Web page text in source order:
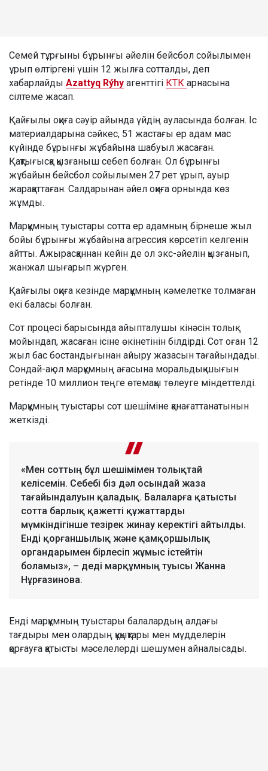
Семей тұрғыны бұрынғы әйелін бейсбол сойылымен
ұрып өлтіргені үшін 12 жылға сотталды, деп
хабарлайды Azattyq Rýhy агенттігі КТК арнасына
сілтеме жасап.
Қайғылы оқиға сәуір айында үйдің ауласында болған. Іс
материалдарына сәйкес, 51 жастағы ер адам мас
күйінде бұрынғы жұбайына шабуыл жасаған.
Қақтығысқа қызғаныш себеп болған. Ол бұрынғы
жұбайын бейсбол сойылымен 27 рет ұрып, ауыр
жарақаттаған. Салдарынан әйел оқиға орнында көз
жұмды.
Марқұмның туыстары сотта ер адамның бірнеше жыл
бойы бұрынғы жұбайына агрессия көрсетіп келгенін
айтты. Ажырасқаннан кейін де ол экс-әйелін қызғанып,
жанжал шығарып жүрген.
Қайғылы оқиға кезінде марқұмның кәмелетке толмаған
екі баласы болған.
Сот процесі барысында айыпталушы кінәсін толық
мойындап, жасаған ісіне өкінетінін білдірді. Сот оған 12
жыл бас бостандығынан айыру жазасын тағайындады.
Сондай-ақ ол марқұмның ағасына моральдық шығын
ретінде 10 миллион теңге өтемақы төлеуге міндеттелді.
Марқұмның туыстары сот шешіміне қанағаттанатынын
жеткізді.
«Мен соттың бұл шешімімен толықтай
келісемін. Себебі біз дәл осындай жаза
тағайындалуын қаладық. Балаларға қатысты
сотта барлық қажетті құжаттарды
мүмкіндігінше тезірек жинау керектігі айтылды.
Енді қорғаншылық және қамқоршылық
органдарымен бірлесіп жұмыс істейтін
боламыз», – деді марқұмның туысы Жанна
Нұрғазинова.
Енді марқұмның туыстары балалардың алдағы
тағдыры мен олардың құқықтары мен мүдделерін
қорғауға қатысты мәселелерді шешумен айналысады.